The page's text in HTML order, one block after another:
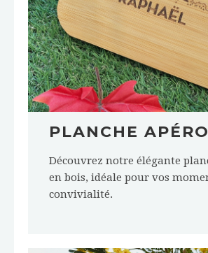
PLANCHE APÉRO
Découvrez notre élégante
en bois, idéale pour vos
convivialité.